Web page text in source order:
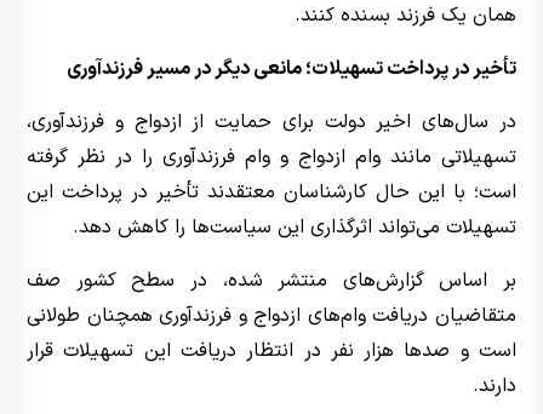
همان یک فرزند بسنده کنند.
تأخیر در پرداخت تسهیلات؛ مانعی دیگر در مسیر فرزندآوری
در سال‌های اخیر دولت برای حمایت از ازدواج و فرزندآوری،
تسهیلاتی مانند وام ازدواج و وام فرزندآوری را در نظر گرفته
است؛ با این حال کارشناسان معتقدند تأخیر در پرداخت این
تسهیلات می‌تواند اثرگذاری این سیاست‌ها را کاهش دهد.
بر اساس گزارش‌های منتشر شده، در سطح کشور صف
متقاضیان دریافت وام‌های ازدواج و فرزندآوری همچنان طولانی
است و صدها هزار نفر در انتظار دریافت این تسهیلات قرار
دارند.